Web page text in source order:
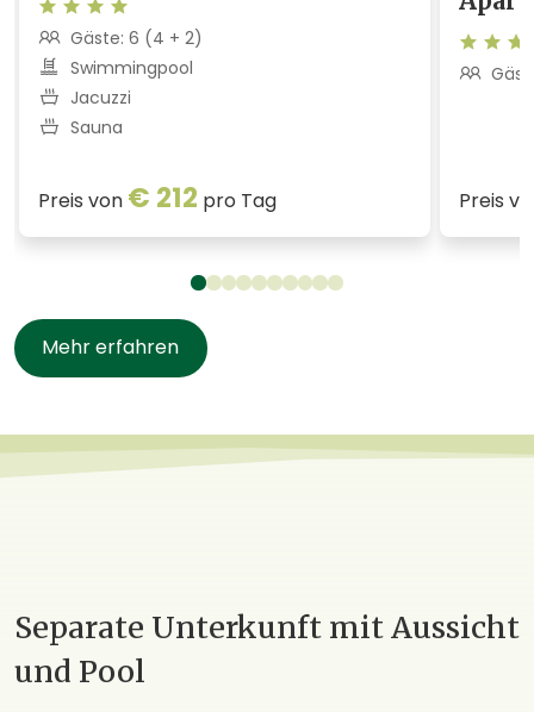
Mehr erfahren
Gäste: 6 (4 + 2)
Swimmingpool
Jacuzzi
Sauna
Preis von € 212 pro Tag Preis
Separate Unterkunft mit Aussicht
und Pool